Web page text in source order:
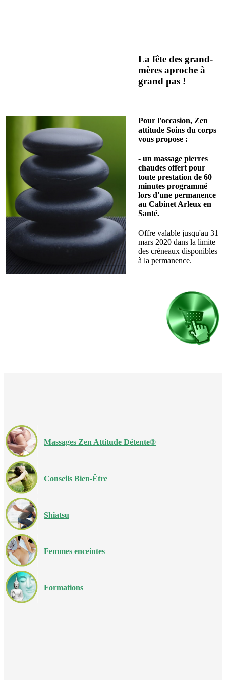
La fête des grand-
mères aproche à
grand pas !
Pour l'occasion, Zen
attitude Soins du corps
vous propose :
- un massage pierres
chaudes offert pour
toute prestation de 60
minutes programmé
lors d'une permanence
au Cabinet Arleux en
Santé.
Offre valable jusqu'au 31
mars 2020 dans la limite
des créneaux disponibles
à la permanence.
Massages Zen Attitude Détente®
Conseils Bien-Être
Shiatsu
Femmes enceintes
Formations